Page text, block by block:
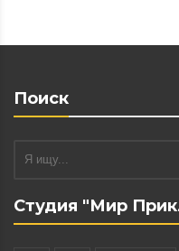
Студия "Мир
Поиск